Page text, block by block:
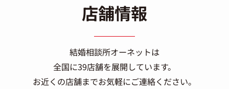
店舗情報
結婚相談所オーネットは
全国に39店舗を展開しています。
お近くの店舗までお気軽にご連絡ください。